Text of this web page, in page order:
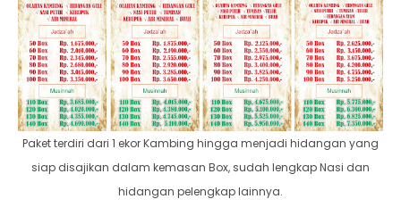
Paket terdiri dari 1 ekor Kambing hingga menjadi hidangan yang
siap disajikan dalam kemasan Box, sudah lengkap Nasi dan
hidangan pelengkap lainnya.